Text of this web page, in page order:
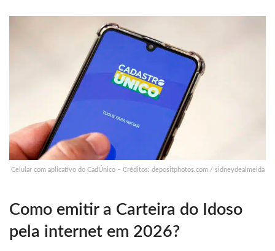
Celular com aplicativo do CadÚnico – Créditos: depositphotos.com / sidneydealmeida
Como emitir a Carteira do Idoso
pela internet em 2026?